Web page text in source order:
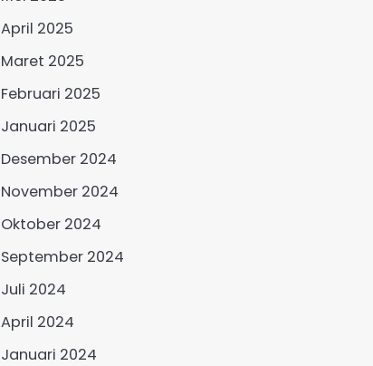
April 2025
Maret 2025
Februari 2025
Januari 2025
Desember 2024
November 2024
Oktober 2024
September 2024
Juli 2024
April 2024
Januari 2024